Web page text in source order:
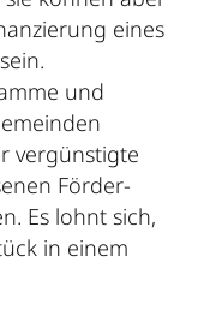
eines
und
vergünstigte
Förder-
Es lohnt sich,
in einem